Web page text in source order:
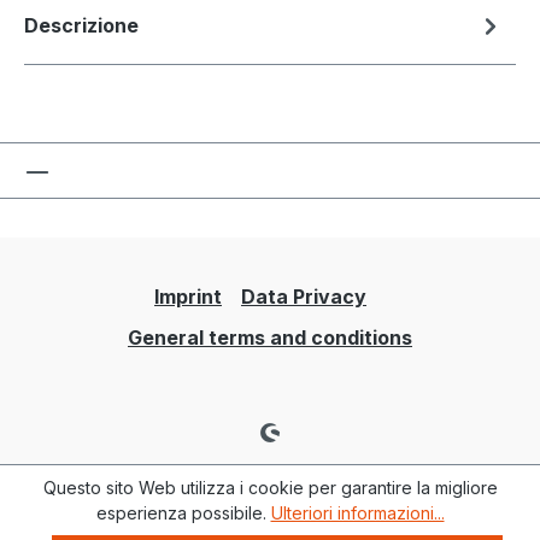
Descrizione
Imprint
Data Privacy
General terms and conditions
Questo sito Web utilizza i cookie per garantire la migliore
esperienza possibile. Ulteriori informazioni...